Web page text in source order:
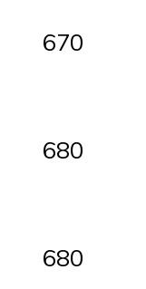
670
680
680